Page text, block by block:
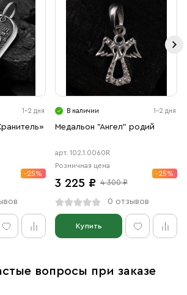
1-2 дня
-25%
В наличии 1-2 дня
Медальон "Ангел" родий
арт. 102.1.0060R
Розничная цена
3 225 ₽ 4 300 ₽
-25%
0 отзывов
Купить
вопросы при заказе